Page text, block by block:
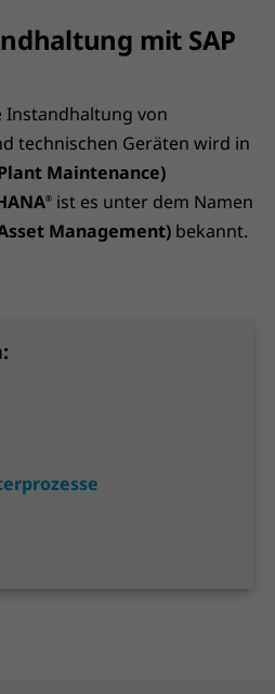
mit SAP
von
technischen Geräten wird in
Maintenance)
® ist es unter dem Namen
Management) bekannt.